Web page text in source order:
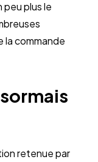
plus le
la commande
retenue par